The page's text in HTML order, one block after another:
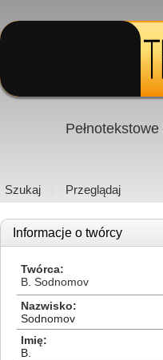
Szukaj Przeglądaj
Informacje o twórcy
Twórca
B. Sodnomov
Nazwisko
Sodnomov
Imię
B.